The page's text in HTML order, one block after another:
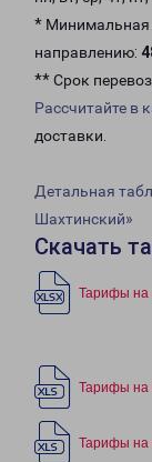
* Минимальная
направлению:
** Срок
Рассчитайте в
доставки.
Детальная
Шахтинский»
Скачать
Тарифы на
Тарифы на
Тарифы на